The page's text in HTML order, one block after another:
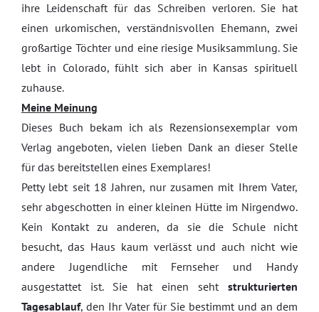
ihre Leidenschaft für das Schreiben verloren. Sie hat
einen urkomischen, verständnisvollen Ehemann, zwei
großartige Töchter und eine riesige Musiksammlung. Sie
lebt in Colorado, fühlt sich aber in Kansas spirituell
zuhause.
Meine Meinung
Dieses Buch bekam ich als Rezensionsexemplar vom
Verlag angeboten, vielen lieben Dank an dieser Stelle
für das bereitstellen eines Exemplares!
Petty lebt seit 18 Jahren, nur zusamen mit Ihrem Vater,
sehr abgeschotten in einer kleinen Hütte im Nirgendwo.
Kein Kontakt zu anderen, da sie die Schule nicht
besucht, das Haus kaum verlässt und auch nicht wie
andere Jugendliche mit Fernseher und Handy
ausgestattet ist. Sie hat einen seht strukturierten
Tagesablauf, den Ihr Vater für Sie bestimmt und an dem